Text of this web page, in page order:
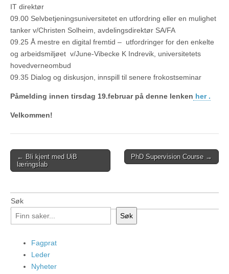
IT direktør
09.00 Selvbetjeningsuniversitetet en utfordring eller en mulighet
tanker v/Christen Solheim, avdelingsdirektør SA/FA
09.25 Å mestre en digital fremtid – utfordringer for den enkelte
og arbeidsmiljøet v/June-Vibecke K Indrevik, universitetets
hovedverneombud
09.35 Dialog og diskusjon, innspill til senere frokostseminar
Påmelding innen tirsdag 19.februar på denne lenken her .
Velkommen!
Post
navigation
← Bli kjent med UiB
læringslab
PhD Supervision Course →
Søk
Søk
Fagprat
Leder
Nyheter